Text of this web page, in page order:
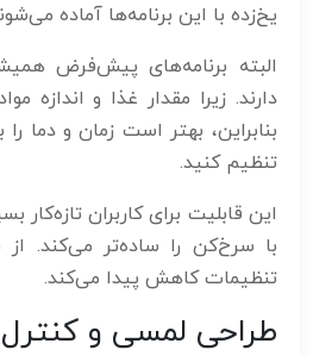
یخ‌زده با این برنامه‌ها آماده
البته برنامه‌های پیش‌فرض
دارند. زیرا مقدار غذا و اندازه
بنابراین، بهتر است زمان و دما
تنظیم کنید.
این قابلیت برای کاربران تازه‌کار
با سرخ‌کن را ساده‌تر می‌کند. از
تنظیمات کاهش پیدا می‌کند.
طراحی لمسی و